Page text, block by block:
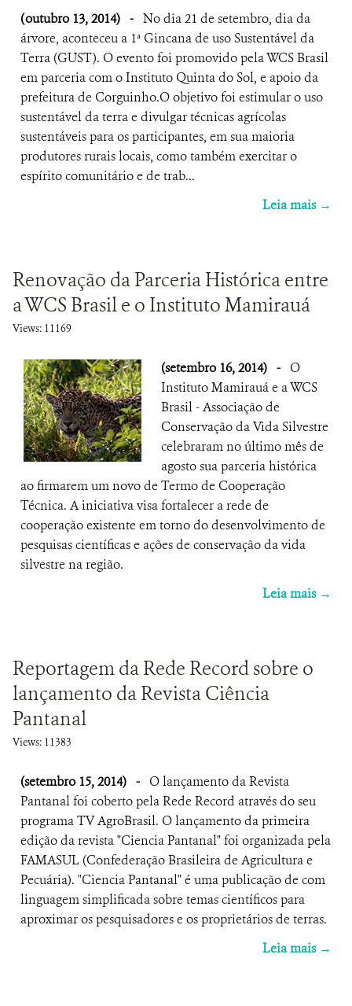
(outubro 13, 2014) - No dia 21 de setembro, dia da
árvore, aconteceu a 1ª Gincana de uso Sustentável da
Terra (GUST). O evento foi promovido pela WCS Brasil
em parceria com o Instituto Quinta do Sol, e apoio da
prefeitura de Corguinho.O objetivo foi estimular o uso
sustentável da terra e divulgar técnicas agrícolas
sustentáveis para os participantes, em sua maioria
produtores rurais locais, como também exercitar o
espírito comunitário e de trab...
Leia mais →
Renovação da Parceria Histórica entre
a WCS Brasil e o Instituto Mamirauá
Views: 11169
(setembro 16, 2014) - O
Instituto Mamirauá e a WCS
Brasil - Associação de
Conservação da Vida Silvestre
celebraram no último mês de
agosto sua parceria histórica
ao firmarem um novo de Termo de Cooperação
Técnica. A iniciativa visa fortalecer a rede de
cooperação existente em torno do desenvolvimento de
pesquisas científicas e ações de conservação da vida
silvestre na região.
Leia mais →
Reportagem da Rede Record sobre o
lançamento da Revista Ciência
Pantanal
Views: 11383
(setembro 15, 2014) - O lançamento da Revista
Pantanal foi coberto pela Rede Record através do seu
programa TV AgroBrasil. O lançamento da primeira
edição da revista "Ciencia Pantanal" foi organizada pela
FAMASUL (Confederação Brasileira de Agricultura e
Pecuária). "Ciencia Pantanal" é uma publicação de com
linguagem simplificada sobre temas científicos para
aproximar os pesquisadores e os proprietários de terras.
Leia mais →